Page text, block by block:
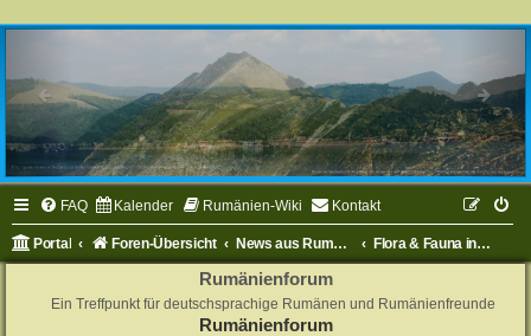
FAQ Kalender Rumänien-Wiki Kontakt
Portal Foren-Übersicht News aus Rumänien Flora & Fauna in Rumänien
Rumänienforum
Ein Treffpunkt für deutschsprachige Rumänen und Rumänienfreunde
Rumänienforum